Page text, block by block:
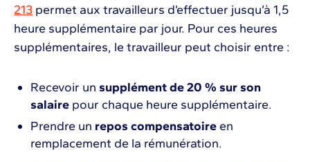
213 permet aux travailleurs d’effectuer jusqu’à 1,5
heure supplémentaire par jour. Pour ces heures
supplémentaires, le travailleur peut choisir entre :
Recevoir un supplément de 20 % sur son
salaire pour chaque heure supplémentaire.
Prendre un repos compensatoire en
remplacement de la rémunération.